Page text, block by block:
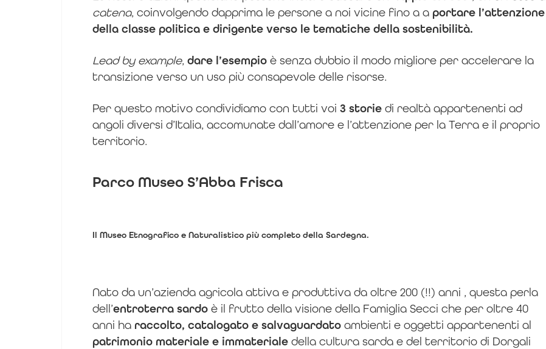
catena, coinvolgendo dapprima le persone a noi vicine fino a a portare l’attenzione
della classe politica e dirigente verso le tematiche della sostenibilità.
Lead by example, dare l’esempio è senza dubbio il modo migliore per accelerare la
transizione verso un uso più consapevole delle risorse.
Per questo motivo condividiamo con tutti voi 3 storie di realtà appartenenti ad
angoli diversi d’Italia, accomunate dall’amore e l’attenzione per la Terra e il proprio
territorio.
Parco Museo S’Abba Frisca
Il Museo Etnografico e Naturalistico più completo della Sardegna.
Nato da un’azienda agricola attiva e produttiva da oltre 200 (!!) anni , questa perla
dell’entroterra sardo è il frutto della visione della Famiglia Secci che per oltre 40
anni ha raccolto, catalogato e salvaguardato ambienti e oggetti appartenenti al
patrimonio materiale e immateriale della cultura sarda e del territorio di Dorgali